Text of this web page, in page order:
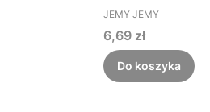
PRODUCENT
JEMY JEMY
Cena
6,69 zł
Do koszyka